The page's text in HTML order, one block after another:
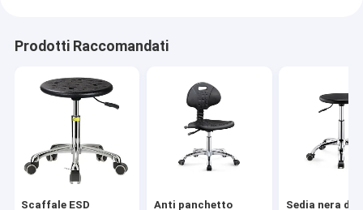
Prodotti Raccomandati
Scaffale ESD Anti panchetto Sedia nera del